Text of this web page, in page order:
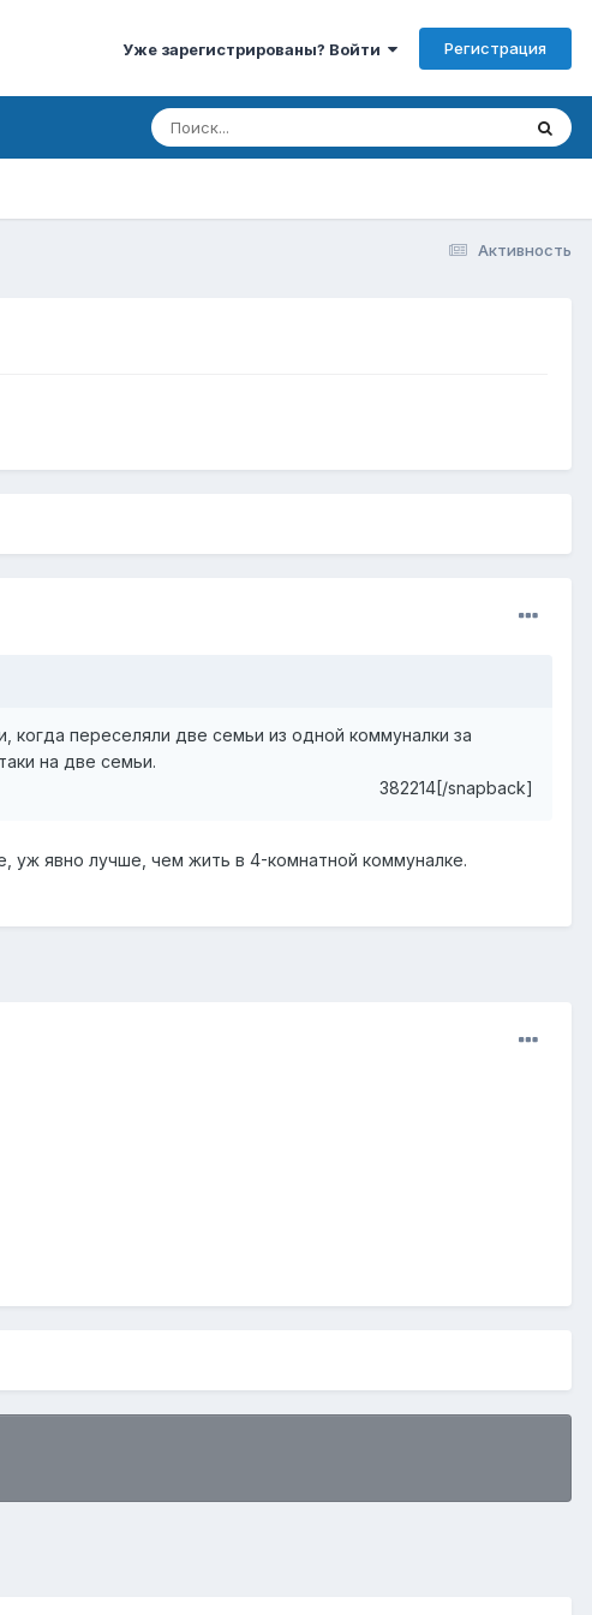
Уже зарегистрированы? Войти Регистрация
Активность
переселяли две семьи из одной коммуналки за
на две семьи.
382214[/snapback]
явно лучше, чем жить в 4-комнатной коммуналке.